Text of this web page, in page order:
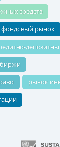
средств
фондовый рынок
рынок